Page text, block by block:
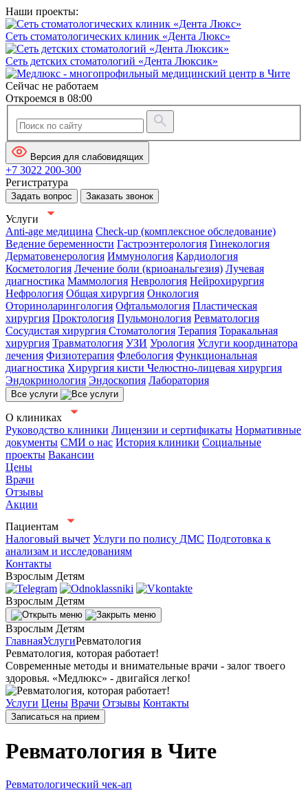
Наши проекты:
Сеть стоматологических клиник «Дента Люкс»
Сеть детских стоматологий «Дента Люксик»
Сейчас не работаем
Откроемся в 08:00
Версия для слабовидящих
+7 3022 200-300
Регистратура
Задать вопрос Заказать звонок
Услуги
Anti-age медицина Check-up (комплексное обследование)
Ведение беременности Гастроэнтерология Гинекология
Дерматовенерология Иммунология Кардиология
Косметология Лечение боли (криоанальгезия) Лучевая
диагностика Маммология Неврология Нейрохирургия
Нефрология Общая хирургия Онкология
Оториноларингология Офтальмология Пластическая
хирургия Проктология Пульмонология Ревматология
Сосудистая хирургия Стоматология Терапия Торакальная
хирургия Травматология УЗИ Урология Услуги координатора
лечения Физиотерапия Флебология Функциональная
диагностика Хирургия кисти Челюстно-лицевая хирургия
Эндокринология Эндоскопия Лаборатория
Все услуги
О клиниках
Руководство клиники Лицензии и сертификаты Нормативные
документы СМИ о нас История клиники Социальные
проекты Вакансии
Цены
Врачи
Отзывы
Акции
Пациентам
Налоговый вычет Услуги по полису ДМС Подготовка к
анализам и исследованиям
Контакты
Взрослым Детям
Взрослым Детям
Взрослым Детям
ГлавнаяУслугиРевматология
Ревматология, которая работает!
Современные методы и внимательные врачи - залог твоего
здоровья. «Медлюкс» - двигайся легко!
Услуги Цены Врачи Отзывы Контакты
Записаться на прием
Ревматология в Чите
Ревматологический чек-ап